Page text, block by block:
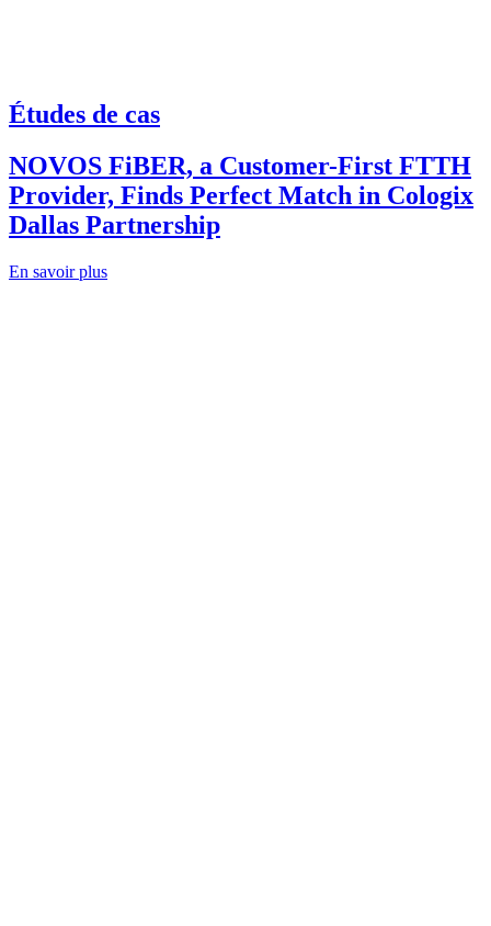
Études de cas
NOVOS FiBER, a Customer-First FTTH
Provider, Finds Perfect Match in Cologix
Dallas Partnership
En savoir plus